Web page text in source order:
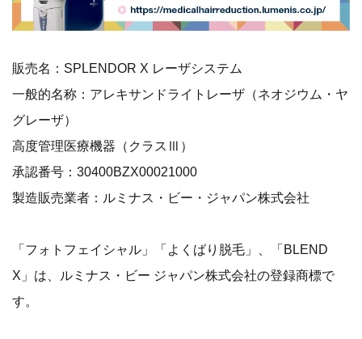
販売名：SPLENDOR X レーザシステム
一般的名称：アレキサンドライトレーザ（ネオジウム・ヤ
グレーザ）
高度管理医療機器（クラスⅢ）
承認番号：30400BZX00021000
製造販売業者：ルミナス・ビー・ジャパン株式会社
「フォトフェイシャル」「よくばり脱毛」、「BLEND
X」は、ルミナス・ビー ジャパン株式会社の登録商標で
す。